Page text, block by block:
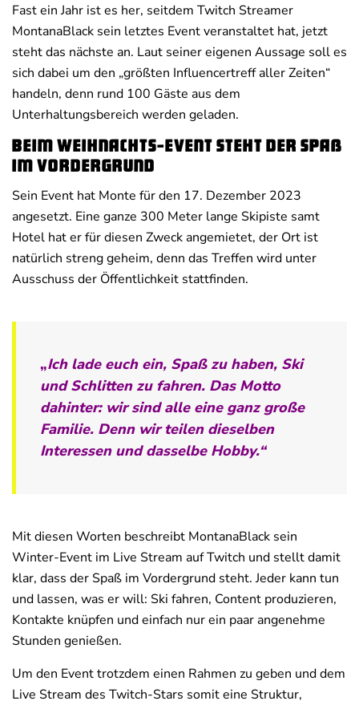
Fast ein Jahr ist es her, seitdem Twitch Streamer
MontanaBlack sein letztes Event veranstaltet hat, jetzt
steht das nächste an. Laut seiner eigenen Aussage soll es
sich dabei um den „größten Influencertreff aller Zeiten“
handeln, denn rund 100 Gäste aus dem
Unterhaltungsbereich werden geladen.
Beim Weihnachts-Event steht der Spaß
im Vordergrund
Sein Event hat Monte für den 17. Dezember 2023
angesetzt. Eine ganze 300 Meter lange Skipiste samt
Hotel hat er für diesen Zweck angemietet, der Ort ist
natürlich streng geheim, denn das Treffen wird unter
Ausschuss der Öffentlichkeit stattfinden.
„Ich lade euch ein, Spaß zu haben, Ski
und Schlitten zu fahren. Das Motto
dahinter: wir sind alle eine ganz große
Familie. Denn wir teilen dieselben
Interessen und dasselbe Hobby.“
Mit diesen Worten beschreibt MontanaBlack sein
Winter-Event im Live Stream auf Twitch und stellt damit
klar, dass der Spaß im Vordergrund steht. Jeder kann tun
und lassen, was er will: Ski fahren, Content produzieren,
Kontakte knüpfen und einfach nur ein paar angenehme
Stunden genießen.
Um den Event trotzdem einen Rahmen zu geben und dem
Live Stream des Twitch-Stars somit eine Struktur,